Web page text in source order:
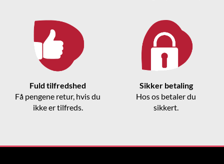
Fuld tilfredshed
Få pengene retur, hvis du
ikke er tilfreds.
Sikker betaling
Hos os betaler du
sikkert.